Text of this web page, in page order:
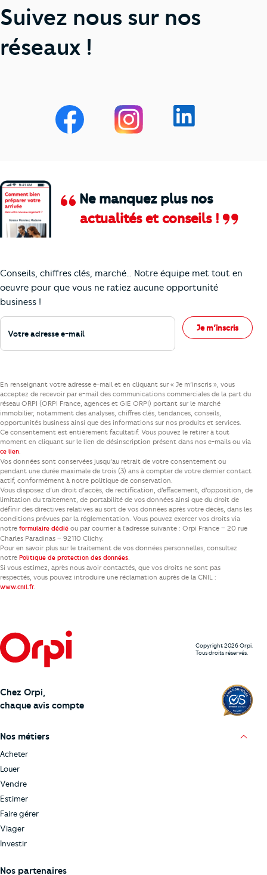
Suivez nous sur nos
réseaux !
Ne manquez plus nos
actualités et conseils !
Conseils, chiffres clés, marché… Notre équipe met tout en
oeuvre pour que vous ne ratiez aucune opportunité
business !
Votre adresse e-mail
Je m’inscris
En renseignant votre adresse e-mail et en cliquant sur « Je m’inscris », vous
acceptez de recevoir par e-mail des communications commerciales de la part du
réseau ORPI (ORPI France, agences et GIE ORPI) portant sur le marché
immobilier, notamment des analyses, chiffres clés, tendances, conseils,
opportunités business ainsi que des informations sur nos produits et services.
Ce consentement est entièrement facultatif. Vous pouvez le retirer à tout
moment en cliquant sur le lien de désinscription présent dans nos e-mails ou via
ce lien.
Vos données sont conservées jusqu’au retrait de votre consentement ou
pendant une durée maximale de trois (3) ans à compter de votre dernier contact
actif, conformément à notre politique de conservation.
Vous disposez d’un droit d’accès, de rectification, d’effacement, d’opposition, de
limitation du traitement, de portabilité de vos données ainsi que du droit de
définir des directives relatives au sort de vos données après votre décès, dans les
conditions prévues par la réglementation. Vous pouvez exercer vos droits via
notre formulaire dédié ou par courrier à l’adresse suivante : Orpi France – 20 rue
Charles Paradinas – 92110 Clichy.
Pour en savoir plus sur le traitement de vos données personnelles, consultez
notre Politique de protection des données.
Si vous estimez, après nous avoir contactés, que vos droits ne sont pas
respectés, vous pouvez introduire une réclamation auprès de la CNIL :
www.cnil.fr.
Copyright 2026 Orpi.
Tous droits réservés.
Chez Orpi,
chaque avis compte
Nos métiers
Acheter
Louer
Vendre
Estimer
Faire gérer
Viager
Investir
Nos partenaires